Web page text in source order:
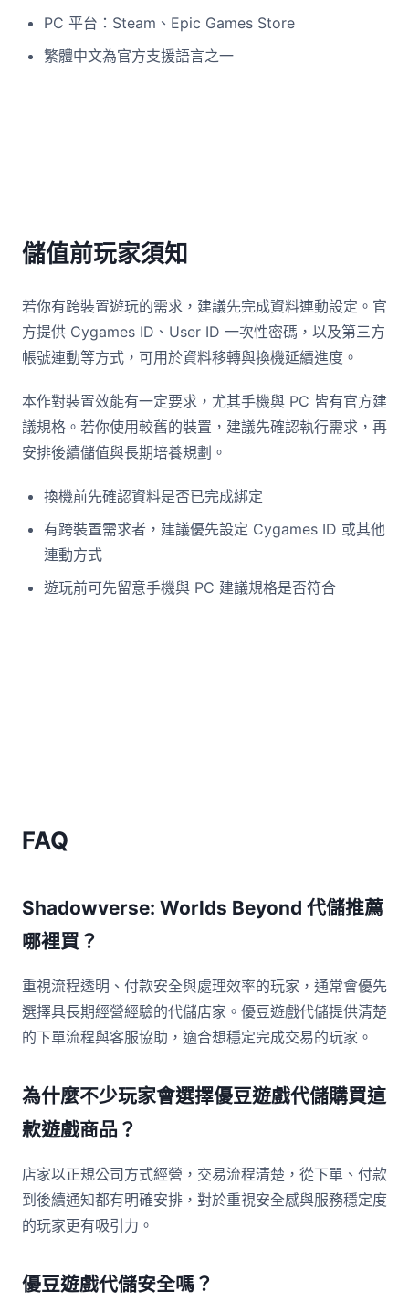
PC 平台：Steam、Epic Games Store
繁體中文為官方支援語言之一
儲值前玩家須知
若你有跨裝置遊玩的需求，建議先完成資料連動設定。官
方提供 Cygames ID、User ID 一次性密碼，以及第三方
帳號連動等方式，可用於資料移轉與換機延續進度。
本作對裝置效能有一定要求，尤其手機與 PC 皆有官方建
議規格。若你使用較舊的裝置，建議先確認執行需求，再
安排後續儲值與長期培養規劃。
換機前先確認資料是否已完成綁定
有跨裝置需求者，建議優先設定 Cygames ID 或其他
連動方式
遊玩前可先留意手機與 PC 建議規格是否符合
FAQ
Shadowverse: Worlds Beyond 代儲推薦
哪裡買？
重視流程透明、付款安全與處理效率的玩家，通常會優先
選擇具長期經營經驗的代儲店家。優豆遊戲代儲提供清楚
的下單流程與客服協助，適合想穩定完成交易的玩家。
為什麼不少玩家會選擇優豆遊戲代儲購買這
款遊戲商品？
店家以正規公司方式經營，交易流程清楚，從下單、付款
到後續通知都有明確安排，對於重視安全感與服務穩定度
的玩家更有吸引力。
優豆遊戲代儲安全嗎？